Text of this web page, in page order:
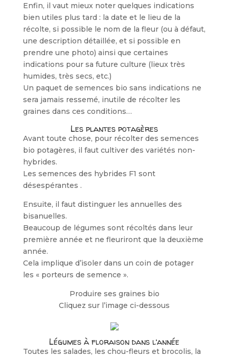
Enfin, il vaut mieux noter quelques indications
bien utiles plus tard : la date et le lieu de la
récolte, si possible le nom de la fleur (ou à défaut,
une description détaillée, et si possible en
prendre une photo) ainsi que certaines
indications pour sa future culture (lieux très
humides, très secs, etc.)
Un paquet de semences bio sans indications ne
sera jamais ressemé, inutile de récolter les
graines dans ces conditions…
Les plantes potagères
Avant toute chose, pour récolter des semences
bio potagères, il faut cultiver des variétés non-
hybrides.
Les semences des hybrides F1 sont
désespérantes .
Ensuite, il faut distinguer les annuelles des
bisanuelles.
Beaucoup de légumes sont récoltés dans leur
première année et ne fleuriront que la deuxième
année.
Cela implique d’isoler dans un coin de potager
les « porteurs de semence ».
Produire ses graines bio
Cliquez sur l’image ci-dessous
Légumes à floraison dans l’année
Toutes les salades, les chou-fleurs et brocolis, la